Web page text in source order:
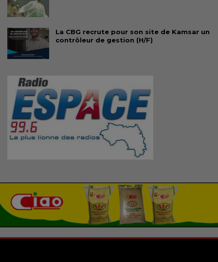
La CBG recrute pour son site de Kamsar un
contrôleur de gestion (H/F)